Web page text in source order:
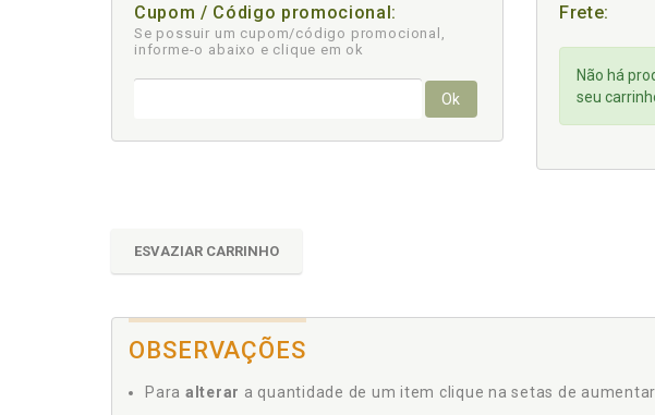
Cupom / Código promocional:
Se possuir um cupom/código promocional,
informe-o abaixo e clique em ok
Ok
Frete:
Não há
seu
ESVAZIAR CARRINHO
OBSERVAÇÕES
Para alterar a quantidade de um item clique na setas de